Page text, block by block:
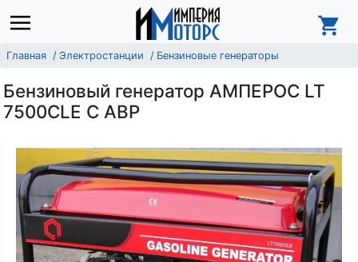
Главная Электростанции Бензиновые генераторы
Бензиновый генератор АМПЕРОС LT
7500CLE С АВР